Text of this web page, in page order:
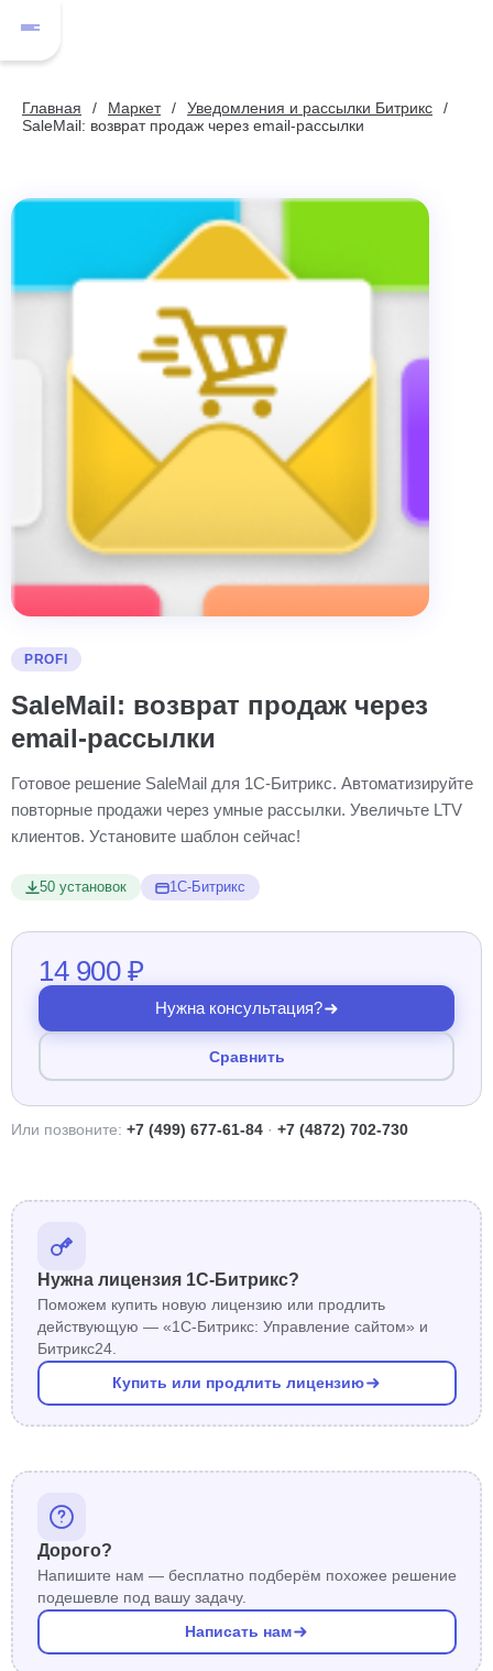
Главная Маркет
Уведомления и рассылки Битрикс
SaleMail: возврат продаж через email-рассылки
PROFI
SaleMail: возврат продаж через
email-рассылки
Готовое решение SaleMail для 1С-Битрикс. Автоматизируйте
повторные продажи через умные рассылки. Увеличьте LTV
клиентов. Установите шаблон сейчас!
50 установок 1С-Битрикс
14 900 ₽
Нужна консультация?
Сравнить
Или позвоните: +7 (499) 677-61-84 · +7 (4872) 702-730
Нужна лицензия 1С-Битрикс?
Поможем купить новую лицензию или продлить
действующую — «1С-Битрикс: Управление сайтом» и
Битрикс24.
Купить или продлить лицензию
Дорого?
Напишите нам — бесплатно подберём похожее решение
подешевле под вашу задачу.
Написать нам